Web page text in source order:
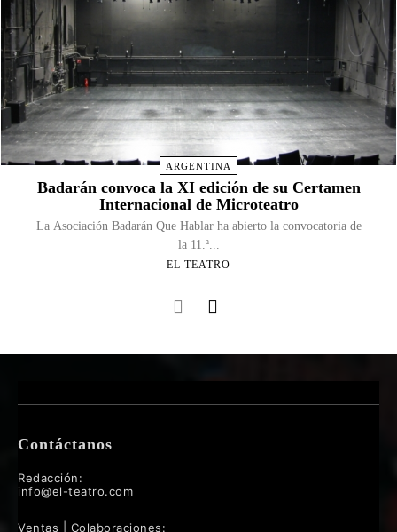
ARGENTINA
Badarán convoca la XI edición de su Certamen
Internacional de Microteatro
La Asociación Badarán Que Hablar ha abierto la convocatoria de
la 11.ª...
EL TEATRO
Contáctanos
Redacción:
info@el-teatro.com
Ventas | Colaboraciones: